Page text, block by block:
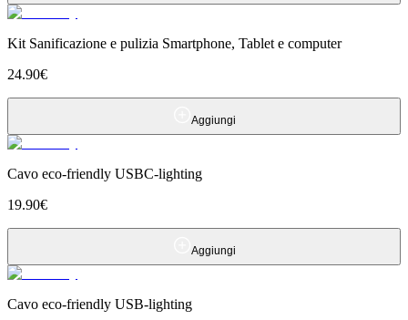
Kit Sanificazione e pulizia Smartphone, Tablet e computer
24.90€
Aggiungi
Cavo eco-friendly USBC-lighting
19.90€
Aggiungi
Cavo eco-friendly USB-lighting